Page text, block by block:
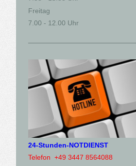
Freitag
7.00 - 12.00 Uhr
24-Stunden-NOTDIENST
Telefon +49 3447 8564088